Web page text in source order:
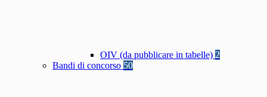
OIV (da pubblicare in tabelle) 2
Bandi di concorso 50